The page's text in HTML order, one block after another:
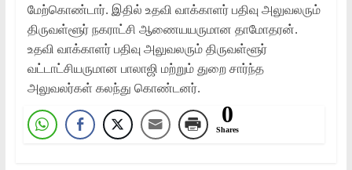
மேற்கொண்டார். இதில் உதவி வாக்காளர் பதிவு அலுவலரும்
திருவள்ளூர் நகராட்சி ஆணையயருமான தாமோதரன்.
உதவி வாக்காளர் பதிவு அலுவலரும் திருவள்ளூர்
வட்டாட்சியருமான பாலாஜி மற்றும் துறை சார்ந்த
அலுவலர்கள் கலந்து கொண்டனர்.
0
Shares